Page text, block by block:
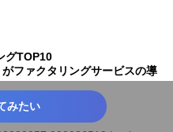
グTOP10
ファクタリングサービスの導
みたい